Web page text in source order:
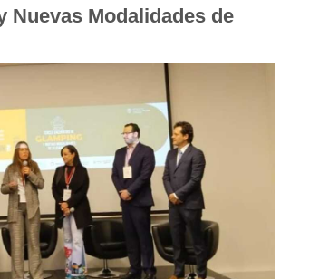
Nuevas Modalidades de